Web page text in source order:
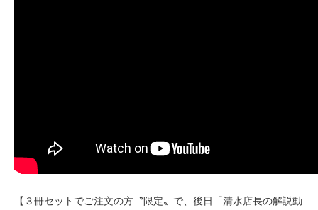
【３冊セットでご注文の方〝限定〟で、後日「清水店長の解説動